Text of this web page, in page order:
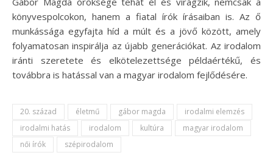
könyvespolcokon, hanem a fiatal írók írásaiban is. Az ő
munkássága egyfajta híd a múlt és a jövő között, amely
folyamatosan inspirálja az újabb generációkat. Az irodalom
iránti szeretete és elkötelezettsége példaértékű, és
továbbra is hatással van a magyar irodalom fejlődésére.
20. század életmű gábor magda
irodalmi elemzés
irodalmi hatás
irodalom kultúra
magyar irodalom
női írók
szépirodalom